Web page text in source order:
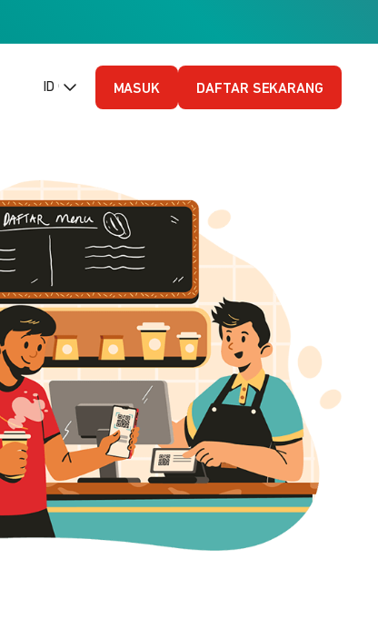
ID (Bahasa Indonesia)
MASUK DAFTAR SEKARANG